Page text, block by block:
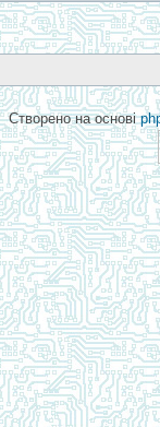
Створено на основі